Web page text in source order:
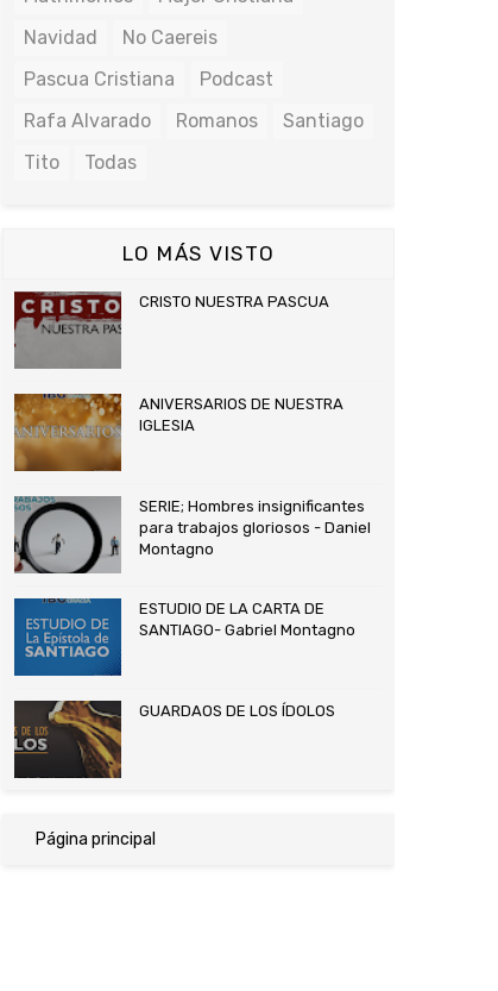
Navidad
No Caereis
Pascua Cristiana
Podcast
Rafa Alvarado
Romanos
Santiago
Tito
Todas
LO MÁS VISTO
CRISTO NUESTRA PASCUA
ANIVERSARIOS DE NUESTRA
IGLESIA
SERIE; Hombres insignificantes
para trabajos gloriosos - Daniel
Montagno
ESTUDIO DE LA CARTA DE
SANTIAGO- Gabriel Montagno
GUARDAOS DE LOS ÍDOLOS
Página principal